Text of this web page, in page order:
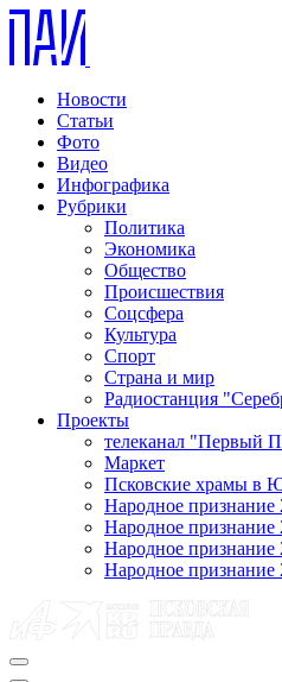
Новости
Статьи
Фото
Видео
Инфографика
Рубрики
Политика
Экономика
Общество
Происшествия
Соцсфера
Культура
Спорт
Страна и мир
Радиостанция
Проекты
телеканал "Первый
Маркет
Псковские храмы
Народное признание
Народное признание
Народное признание
Народное признание